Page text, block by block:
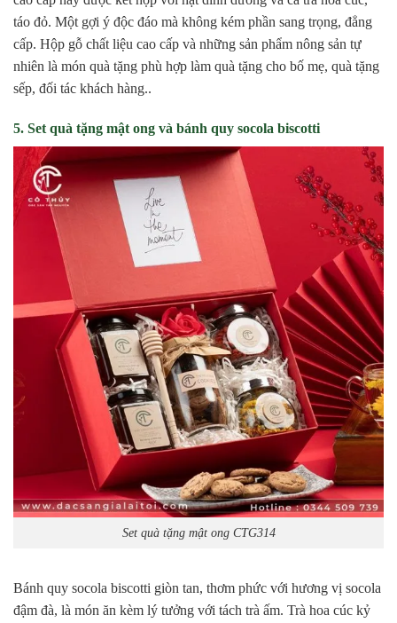
táo đỏ. Một gợi ý độc đáo mà không kém phần sang trọng, đẳng
cấp. Hộp gỗ chất liệu cao cấp và những sản phẩm nông sản tự
nhiên là món quà tặng phù hợp làm quà tặng cho bố mẹ, quà tặng
sếp, đối tác khách hàng..
5. Set quà tặng mật ong và bánh quy socola biscotti
Set quà tặng mật ong CTG314
Bánh quy socola biscotti giòn tan, thơm phức với hương vị socola
đậm đà, là món ăn kèm lý tưởng với tách trà ấm. Trà hoa cúc kỷ